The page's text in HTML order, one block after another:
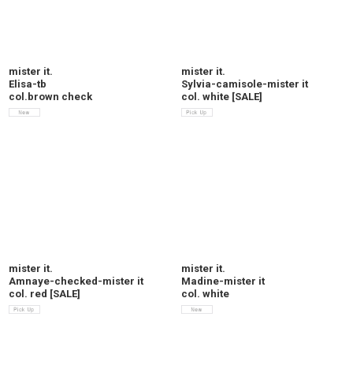
mister it.
Elisa-tb
col.brown check
mister it.
Sylvia-camisole-mister it
col. white [SALE]
mister it.
Amnaye-checked-mister it
col. red [SALE]
mister it.
Madine-mister it
col. white